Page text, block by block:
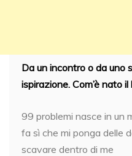
Da un incontro o da uno
ispirazione. Com’è nato
99 problemi nasce in un
fa sì che mi ponga delle
scavare dentro di me